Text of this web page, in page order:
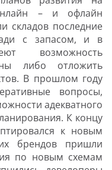
– и офлайн
складов последние
с запасом, и в
возможность
либо отложить
В прошлом году
вопросы,
адекватного
К концу
к новым
брендов пришли
по новым схемам